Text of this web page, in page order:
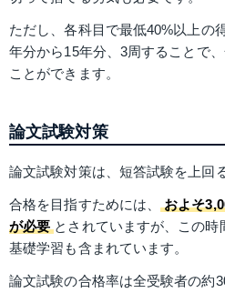
ただし、各科目で最低40%以上の
年分から15年分、3周することで
ことができます。
論文試験対策
論文試験対策は、短答試験を上回
合格を目指すためには、 およそ
が必要 とされていますが、この
基礎学習も含まれています。
論文試験の合格率は全受験者の約